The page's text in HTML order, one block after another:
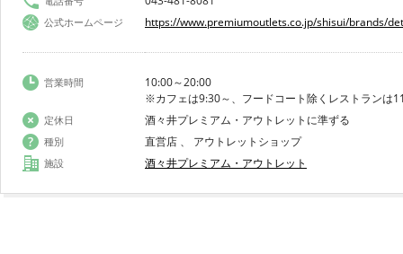
公式ホームページ https://www.premiumoutlets.co.jp/shisui/brands/
営業時間
10:00～20:00
※カフェは9:30～、フードコート除くレストランは
定休日 酒々井プレミアム・アウトレットに準ずる
種別 直営店 、 アウトレットショップ
施設 酒々井プレミアム・アウトレット